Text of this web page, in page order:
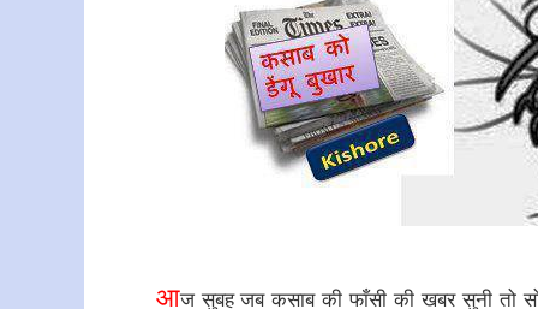
आज सुबह जब कसाब की फाँसी की खबर सुनी तो